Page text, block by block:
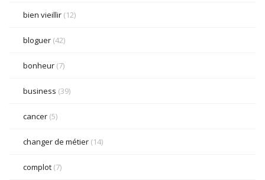
bien vieillir (12)
bloguer (42)
bonheur (7)
business (39)
cancer (5)
changer de métier (14)
complot (7)